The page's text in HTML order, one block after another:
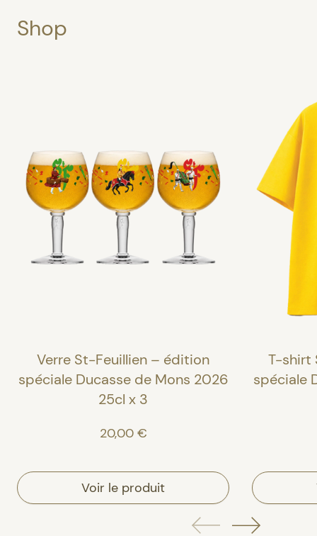
Shop
Verre St-Feuillien – édition
spéciale Ducasse de Mons 2026
25cl x 3
20,00 €
Voir le produit
T-shirt
spéciale